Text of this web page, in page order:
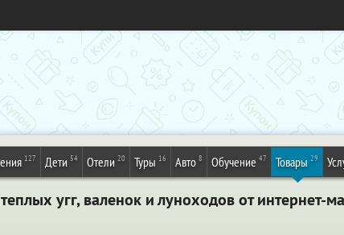
127 Дети 54 Отели 20 Туры 16 Авто 8 Обучение 47 Товары 29
угг, валенок и луноходов от интернет-